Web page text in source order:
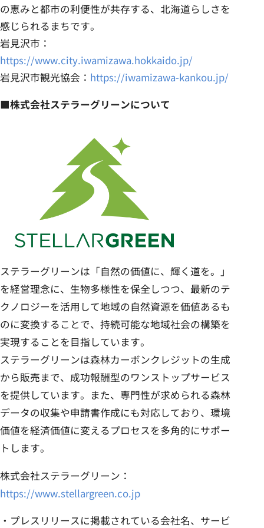
の恵みと都市の利便性が共存する、北海道らしさを
感じられるまちです。
岩見沢市：
https://www.city.iwamizawa.hokkaido.jp/
岩見沢市観光協会： https://iwamizawa-kankou.jp/
■株式会社ステラーグリーンについて
ステラーグリーンは「自然の価値に、輝く道を。」
を経営理念に、生物多様性を保全しつつ、最新のテ
クノロジーを活用して地域の自然資源を価値あるも
のに変換することで、持続可能な地域社会の構築を
実現することを目指しています。
ステラーグリーンは森林カーボンクレジットの生成
から販売まで、成功報酬型のワンストップサービス
を提供しています。また、専門性が求められる森林
データの収集や申請書作成にも対応しており、環境
価値を経済価値に変えるプロセスを多角的にサポー
トします。
株式会社ステラーグリーン：
https://www.stellargreen.co.jp
・プレスリリースに掲載されている会社名、サービ